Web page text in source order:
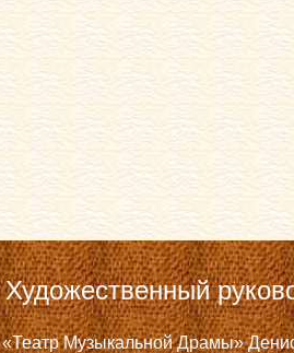
Художественный
«Театр Музыкальной Драмы»